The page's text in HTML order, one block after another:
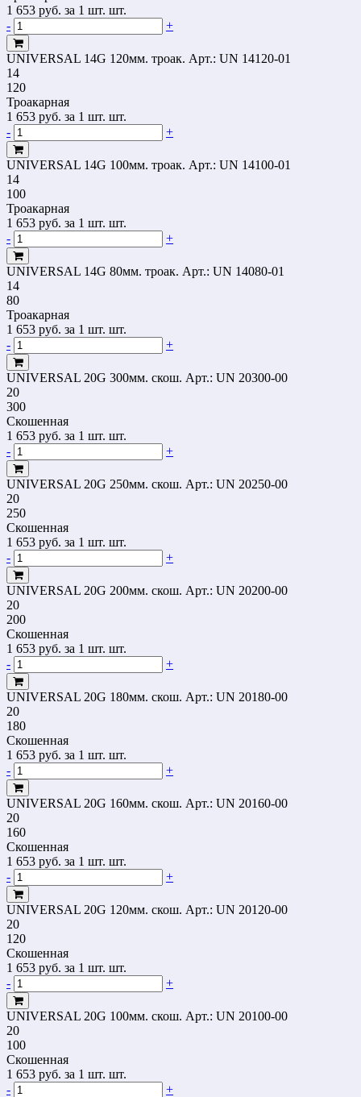
1 653 руб. за 1 шт. шт.
-
+
UNIVERSAL 14G 120мм. троак. Арт.: UN 14120-01
14
120
Троакарная
1 653 руб. за 1 шт. шт.
-
+
UNIVERSAL 14G 100мм. троак. Арт.: UN 14100-01
14
100
Троакарная
1 653 руб. за 1 шт. шт.
-
+
UNIVERSAL 14G 80мм. троак. Арт.: UN 14080-01
14
80
Троакарная
1 653 руб. за 1 шт. шт.
-
+
UNIVERSAL 20G 300мм. скош. Арт.: UN 20300-00
20
300
Скошенная
1 653 руб. за 1 шт. шт.
-
+
UNIVERSAL 20G 250мм. скош. Арт.: UN 20250-00
20
250
Скошенная
1 653 руб. за 1 шт. шт.
-
+
UNIVERSAL 20G 200мм. скош. Арт.: UN 20200-00
20
200
Скошенная
1 653 руб. за 1 шт. шт.
-
+
UNIVERSAL 20G 180мм. скош. Арт.: UN 20180-00
20
180
Скошенная
1 653 руб. за 1 шт. шт.
-
+
UNIVERSAL 20G 160мм. скош. Арт.: UN 20160-00
20
160
Скошенная
1 653 руб. за 1 шт. шт.
-
+
UNIVERSAL 20G 120мм. скош. Арт.: UN 20120-00
20
120
Скошенная
1 653 руб. за 1 шт. шт.
-
+
UNIVERSAL 20G 100мм. скош. Арт.: UN 20100-00
20
100
Скошенная
1 653 руб. за 1 шт. шт.
-
+